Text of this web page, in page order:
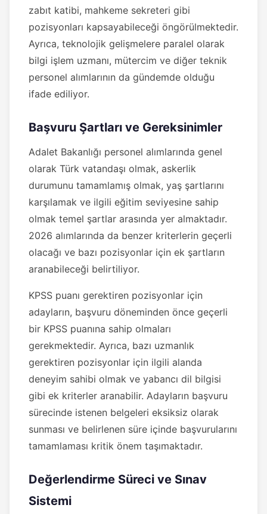
zabıt katibi, mahkeme sekreteri gibi
pozisyonları kapsayabileceği öngörülmektedir.
Ayrıca, teknolojik gelişmelere paralel olarak
bilgi işlem uzmanı, mütercim ve diğer teknik
personel alımlarının da gündemde olduğu
ifade ediliyor.
Başvuru Şartları ve Gereksinimler
Adalet Bakanlığı personel alımlarında genel
olarak Türk vatandaşı olmak, askerlik
durumunu tamamlamış olmak, yaş şartlarını
karşılamak ve ilgili eğitim seviyesine sahip
olmak temel şartlar arasında yer almaktadır.
2026 alımlarında da benzer kriterlerin geçerli
olacağı ve bazı pozisyonlar için ek şartların
aranabileceği belirtiliyor.
KPSS puanı gerektiren pozisyonlar için
adayların, başvuru döneminden önce geçerli
bir KPSS puanına sahip olmaları
gerekmektedir. Ayrıca, bazı uzmanlık
gerektiren pozisyonlar için ilgili alanda
deneyim sahibi olmak ve yabancı dil bilgisi
gibi ek kriterler aranabilir. Adayların başvuru
sürecinde istenen belgeleri eksiksiz olarak
sunması ve belirlenen süre içinde başvurularını
tamamlaması kritik önem taşımaktadır.
Değerlendirme Süreci ve Sınav
Sistemi